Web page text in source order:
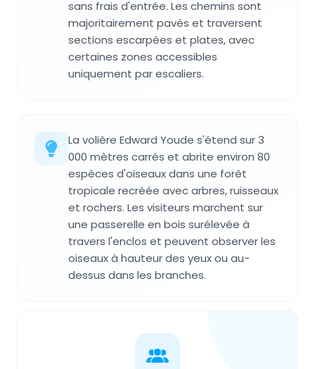
sans frais d'entrée. Les chemins sont
majoritairement pavés et traversent
sections escarpées et plates, avec
certaines zones accessibles
uniquement par escaliers.
La volière Edward Youde s'étend sur 3
000 mètres carrés et abrite environ 80
espèces d'oiseaux dans une forêt
tropicale recréée avec arbres, ruisseaux
et rochers. Les visiteurs marchent sur
une passerelle en bois surélevée à
travers l'enclos et peuvent observer les
oiseaux à hauteur des yeux ou au-
dessus dans les branches.